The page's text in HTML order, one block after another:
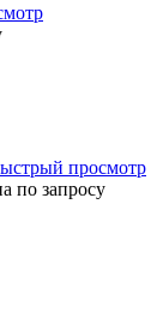
просмотр
по запросу